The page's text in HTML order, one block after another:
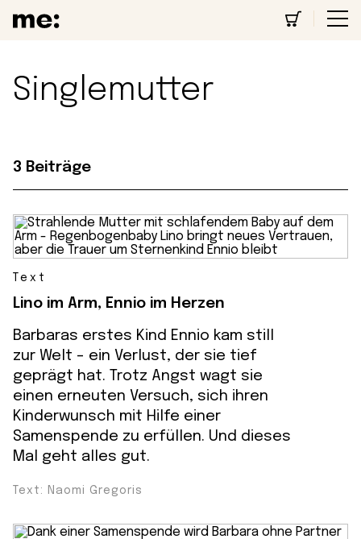
Singlemutter
3 Beiträge
Text
Lino im Arm, Ennio im Herzen
Barbaras erstes Kind Ennio kam still
zur Welt - ein Verlust, der sie tief
geprägt hat. Trotz Angst wagt sie
einen erneuten Versuch, sich ihren
Kinderwunsch mit Hilfe einer
Samenspende zu erfüllen. Und dieses
Mal geht alles gut.
Text: Naomi Gregoris